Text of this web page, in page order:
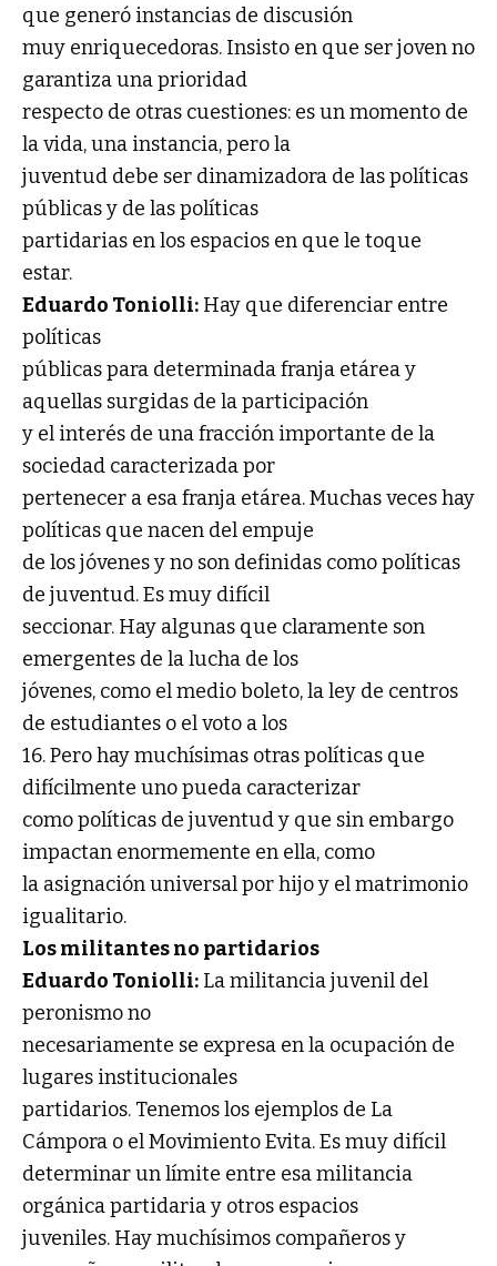
que generó instancias de discusión
muy enriquecedoras. Insisto en que ser joven no
garantiza una prioridad
respecto de otras cuestiones: es un momento de
la vida, una instancia, pero la
juventud debe ser dinamizadora de las políticas
públicas y de las políticas
partidarias en los espacios en que le toque
estar.
Eduardo Toniolli: Hay que diferenciar entre
políticas
públicas para determinada franja etárea y
aquellas surgidas de la participación
y el interés de una fracción importante de la
sociedad caracterizada por
pertenecer a esa franja etárea. Muchas veces hay
políticas que nacen del empuje
de los jóvenes y no son definidas como políticas
de juventud. Es muy difícil
seccionar. Hay algunas que claramente son
emergentes de la lucha de los
jóvenes, como el medio boleto, la ley de centros
de estudiantes o el voto a los
16. Pero hay muchísimas otras políticas que
difícilmente uno pueda caracterizar
como políticas de juventud y que sin embargo
impactan enormemente en ella, como
la asignación universal por hijo y el matrimonio
igualitario.
Los militantes no partidarios
Eduardo Toniolli: La militancia juvenil del
peronismo no
necesariamente se expresa en la ocupación de
lugares institucionales
partidarios. Tenemos los ejemplos de La
Cámpora o el Movimiento Evita. Es muy difícil
determinar un límite entre esa militancia
orgánica partidaria y otros espacios
juveniles. Hay muchísimos compañeros y